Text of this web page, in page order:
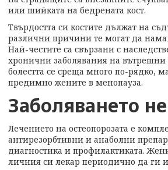
или шийката на бедрената кост.
Твърдостта си костите дължат на
различни причини те могат да
Най-честите са свързани с
хронични заболявания на
болестта се среща много по-рядко,
предимно жените в менопауза.
Заболяването
Лечението на остеопорозата е
антирезорбтивни и анаболни
диагностика и профилактиката.
личния си лекар периодично да ги